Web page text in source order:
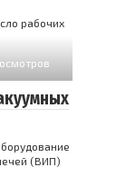
рабочих
(ВИП)